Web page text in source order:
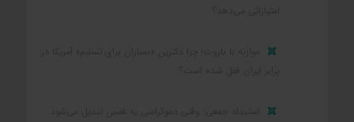
امتیازاتی می‌دهد؟
موازنه با باروت؛ چرا دکترین «بمباران برای تسلیم» آمریکا در